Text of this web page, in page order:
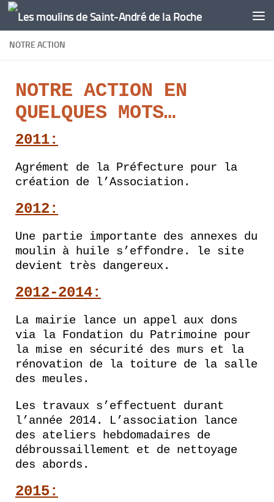
Skip to content
NOTRE ACTION
NOTRE ACTION EN
QUELQUES MOTS…
2011:
Agrément de la Préfecture pour la
création de l’Association.
2012:
Une partie importante des annexes du
moulin à huile s’effondre. le site
devient très dangereux.
2012-2014:
La mairie lance un appel aux dons
via la Fondation du Patrimoine pour
la mise en sécurité des murs et la
rénovation de la toiture de la salle
des meules.
Les travaux s’effectuent durant
l’année 2014.
L’association lance
des ateliers hebdomadaires de
débroussaillement et de nettoyage
des abords.
2015: